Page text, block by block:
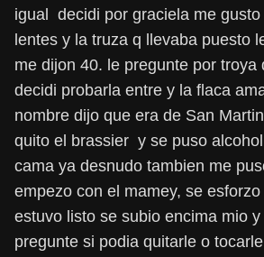
igual decidi por graciela me gusto
lentes y la truza q llevaba puesto
me dijon 40. le pregunte por troya
decidi probarla entre y la flaca
nombre dijo que era de San
quito el brassier y se puso
cama ya desnudo tambien me
empezo con el mamey, se
estuvo listo se subio encima mio
pregunte si podia quitarle o